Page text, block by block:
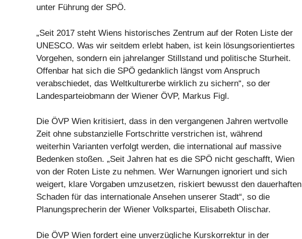
unter Führung der SPÖ.
„Seit 2017 steht Wiens historisches Zentrum auf der Roten Liste der
UNESCO. Was wir seitdem erlebt haben, ist kein lösungsorientiertes
Vorgehen, sondern ein jahrelanger Stillstand und politische Sturheit.
Offenbar hat sich die SPÖ gedanklich längst vom Anspruch
verabschiedet, das Weltkulturerbe wirklich zu sichern“, so der
Landesparteiobmann der Wiener ÖVP, Markus Figl.
Die ÖVP Wien kritisiert, dass in den vergangenen Jahren wertvolle
Zeit ohne substanzielle Fortschritte verstrichen ist, während
weiterhin Varianten verfolgt werden, die international auf massive
Bedenken stoßen. „Seit Jahren hat es die SPÖ nicht geschafft, Wien
von der Roten Liste zu nehmen. Wer Warnungen ignoriert und sich
weigert, klare Vorgaben umzusetzen, riskiert bewusst den dauerhaften
Schaden für das internationale Ansehen unserer Stadt“, so die
Planungsprecherin der Wiener Volkspartei, Elisabeth Olischar.
Die ÖVP Wien fordert eine unverzügliche Kurskorrektur in der